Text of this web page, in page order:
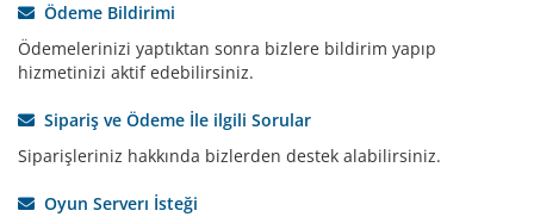
Ödeme Bildirimi
Ödemelerinizi yaptıktan sonra bizlere bildirim yapıp
hizmetinizi aktif edebilirsiniz.
Sipariş ve Ödeme İle ilgili Sorular
Siparişleriniz hakkında bizlerden destek alabilirsiniz.
Oyun Serverı İsteği